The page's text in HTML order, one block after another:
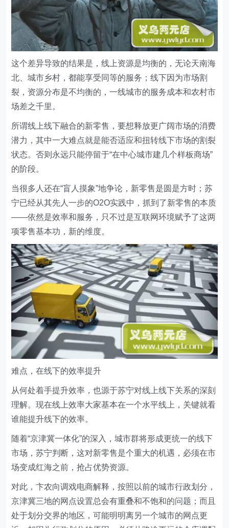
这个差异导致的结果是，线上资源是均衡的，无论天南海
北、城市乡村，都能享受同等的服务；线下因为市场割
裂，资源分布是不均衡的，一线城市的服务成本和农村市
场差之千里。
所谓线上线下融合的新零售，要想释放更广阔市场的消费
潜力，其中一大难点就是能否适应和扭转线下市场的割裂
状态。否则永远只能停留于“在中心城市建几个样板商场”
的阶段。
当很多人还在“盲人摸象”地争论，新零售是圆是方时；苏
宁已经从其先人一步的O2O实践中，抓到了新零售的本质
——依然是效率和服务，只不过是互联网环境赋予了这两
项零售基本功，新的维度。
难点，在线下的效率提升
从何处着手提升效率，也源于苏宁对线上线下关系的深刻
理解。现在线上效率大家基本在一个水平线上，关键就看
谁能提升线下的效率。
随着“京津冀一体化”的深入，城市群将形成更统一的线下
市场，苏宁判断，这对新零售是个重大的机遇，必须在市
场变成红海之前，抢占优势资源。
对此，卞农向调戏电商解释，按照以前的城市行政划分，
京津冀三地的网点设置总会有重叠和不饱和的问题；而且
处于划分交界的地区，可能明明离另一个城市的网点更